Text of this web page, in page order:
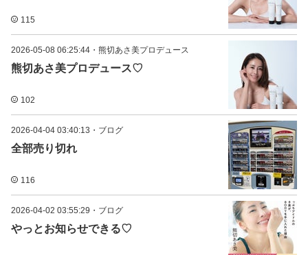
115
2026-05-08 06:25:44 ・ 熊切あさ美プロデュース
熊切あさ美プロデュース♡
102
2026-04-04 03:40:13 ・ ブログ
全部売り切れ
116
2026-04-02 03:55:29 ・ ブログ
やっとお知らせできる♡